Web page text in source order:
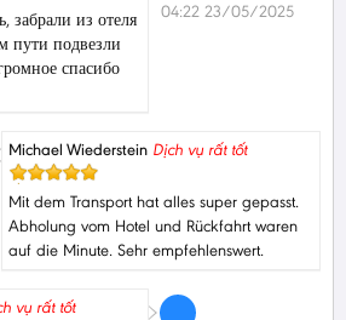
забрали из отеля
пути подвезли
спасибо
04:22 23/05/2025
Michael Wiederstein Dịch vụ rất tốt
Mit dem Transport hat alles super gepasst.
Abholung vom Hotel und Rückfahrt waren
auf die Minute. Sehr empfehlenswert.
vụ rất tốt